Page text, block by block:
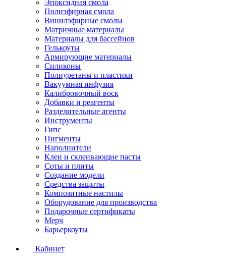
Эпоксидная смола
Полиэфирная смола
Винилэфирные смолы
Матричные материалы
Материалы для бассейнов
Гелькоуты
Армирующие материалы
Силиконы
Полиуретаны и пластики
Вакуумная инфузия
Калибровочный воск
Добавки и реагенты
Разделительные агенты
Инструменты
Гипс
Пигменты
Наполнители
Клеи и склеивающие пасты
Соты и плиты
Создание модели
Средства защиты
Композитные настилы
Оборудование для производства
Подарочные сертификаты
Мерч
Барьеркоуты
Кабинет